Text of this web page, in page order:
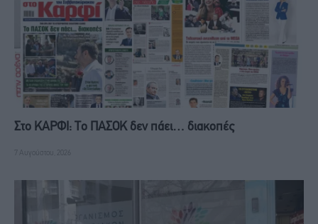
Στο ΚΑΡΦΙ: Το ΠΑΣΟΚ δεν πάει… διακοπές
7 Αυγούστου, 2026